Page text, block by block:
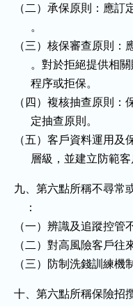
（二）承保原則：應
      。
（三）核保審查原則
。對於拒絕提供
      程序或拒保。
（四）複核抽查原則
      定抽查原則。
（五）客戶資料運用
層級，並建立防範
九、第六點所稱不尋常
    ：
（一）辨識及追蹤控管
（二）對高風險客戶往
（三）防制洗錢訓練機
十、第六點所稱保險招